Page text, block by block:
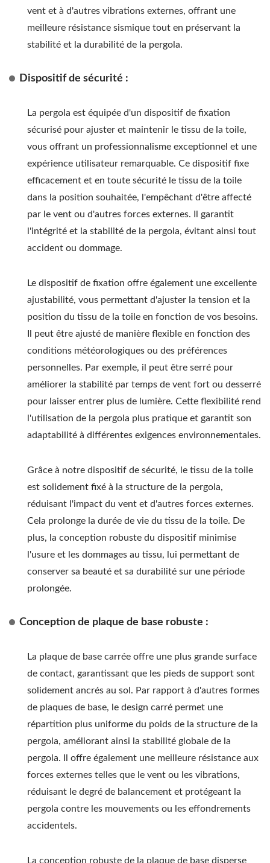
vent et à d'autres vibrations externes, offrant une
meilleure résistance sismique tout en préservant la
stabilité et la durabilité de la pergola.
Dispositif de sécurité :
La pergola est équipée d'un dispositif de fixation
sécurisé pour ajuster et maintenir le tissu de la toile,
vous offrant un professionnalisme exceptionnel et une
expérience utilisateur remarquable. Ce dispositif fixe
efficacement et en toute sécurité le tissu de la toile
dans la position souhaitée, l'empêchant d'être affecté
par le vent ou d'autres forces externes. Il garantit
l'intégrité et la stabilité de la pergola, évitant ainsi tout
accident ou dommage.
Le dispositif de fixation offre également une excellente
ajustabilité, vous permettant d'ajuster la tension et la
position du tissu de la toile en fonction de vos besoins.
Il peut être ajusté de manière flexible en fonction des
conditions météorologiques ou des préférences
personnelles. Par exemple, il peut être serré pour
améliorer la stabilité par temps de vent fort ou desserré
pour laisser entrer plus de lumière. Cette flexibilité rend
l'utilisation de la pergola plus pratique et garantit son
adaptabilité à différentes exigences environnementales.
Grâce à notre dispositif de sécurité, le tissu de la toile
est solidement fixé à la structure de la pergola,
réduisant l'impact du vent et d'autres forces externes.
Cela prolonge la durée de vie du tissu de la toile. De
plus, la conception robuste du dispositif minimise
l'usure et les dommages au tissu, lui permettant de
conserver sa beauté et sa durabilité sur une période
prolongée.
Conception de plaque de base robuste :
La plaque de base carrée offre une plus grande surface
de contact, garantissant que les pieds de support sont
solidement ancrés au sol. Par rapport à d'autres formes
de plaques de base, le design carré permet une
répartition plus uniforme du poids de la structure de la
pergola, améliorant ainsi la stabilité globale de la
pergola. Il offre également une meilleure résistance aux
forces externes telles que le vent ou les vibrations,
réduisant le degré de balancement et protégeant la
pergola contre les mouvements ou les effondrements
accidentels.
La conception robuste de la plaque de base disperse